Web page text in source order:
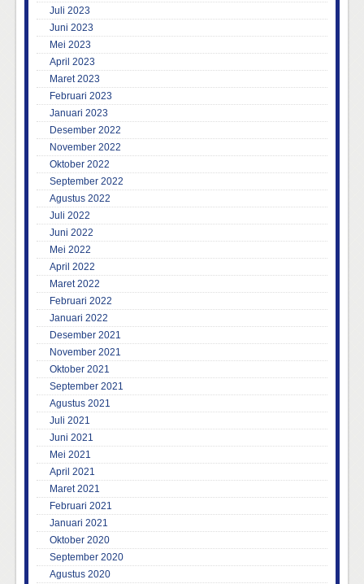
Juli 2023
Juni 2023
Mei 2023
April 2023
Maret 2023
Februari 2023
Januari 2023
Desember 2022
November 2022
Oktober 2022
September 2022
Agustus 2022
Juli 2022
Juni 2022
Mei 2022
April 2022
Maret 2022
Februari 2022
Januari 2022
Desember 2021
November 2021
Oktober 2021
September 2021
Agustus 2021
Juli 2021
Juni 2021
Mei 2021
April 2021
Maret 2021
Februari 2021
Januari 2021
Oktober 2020
September 2020
Agustus 2020